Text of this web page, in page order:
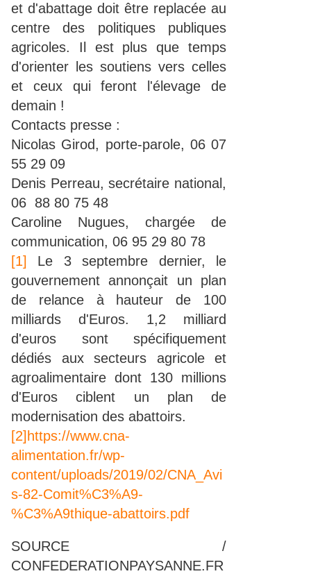
et d'abattage doit être replacée au
centre des politiques publiques
agricoles. Il est plus que temps
d'orienter les soutiens vers celles
et ceux qui feront l'élevage de
demain !
Contacts presse :
Nicolas Girod, porte-parole, 06 07
55 29 09
Denis Perreau, secrétaire national,
06 88 80 75 48
Caroline Nugues, chargée de
communication, 06 95 29 80 78
[1]
Le 3 septembre dernier, le
gouvernement annonçait un plan
de relance à hauteur de 100
milliards d'Euros. 1,2 milliard
d'euros sont spécifiquement
dédiés aux secteurs agricole et
agroalimentaire dont 130 millions
d'Euros ciblent un plan de
modernisation des abattoirs.
[2] https://www.cna-
alimentation.fr/wp-
content/uploads/2019/02/CNA_Avi
s-82-Comit%C3%A9-
%C3%A9thique-abattoirs.pdf
SOURCE /
CONFEDERATIONPAYSANNE.FR